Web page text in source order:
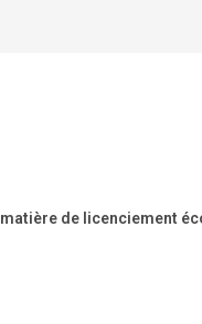
de licenciement